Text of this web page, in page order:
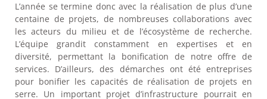
L’année se termine donc avec la réalisation de plus d’une
centaine de projets, de nombreuses collaborations avec
les acteurs du milieu et de l’écosystème de recherche.
L’équipe grandit constamment en expertises et en
diversité, permettant la bonification de notre offre de
services. D’ailleurs, des démarches ont été entreprises
pour bonifier les capacités de réalisation de projets en
serre. Un important projet d’infrastructure pourrait en